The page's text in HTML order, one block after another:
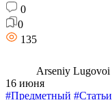
0
0
135
Arseniy Lugovoi
16 июня
#Предметный #Статьи